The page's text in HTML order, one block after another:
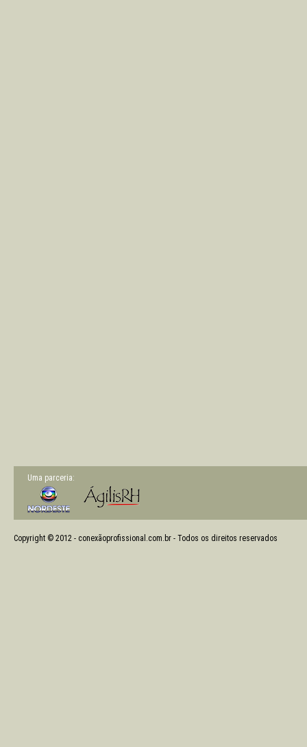
Uma parceria:
Copyright © 2012 - conexãoprofissional.com.br - Todos os direitos reservados